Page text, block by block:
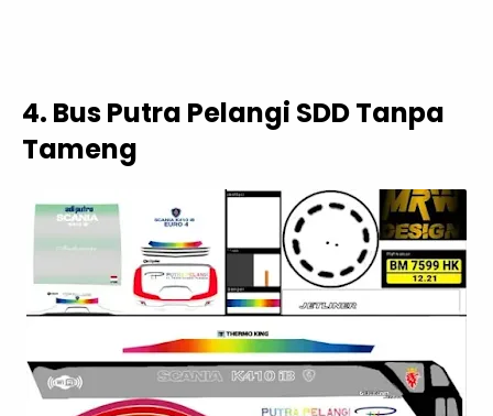
4. Bus Putra Pelangi SDD Tanpa
Tameng